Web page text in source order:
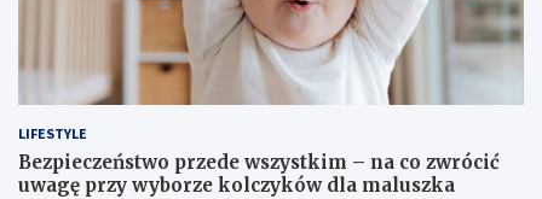
LIFESTYLE
Bezpieczeństwo przede wszystkim – na co zwrócić
uwagę przy wyborze kolczyków dla maluszka